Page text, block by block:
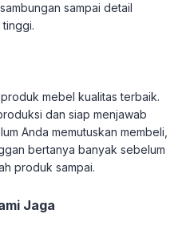
sampai detail
mebel kualitas terbaik.
dan siap menjawab
Anda memutuskan membeli,
bertanya banyak sebelum
produk sampai.
Jaga